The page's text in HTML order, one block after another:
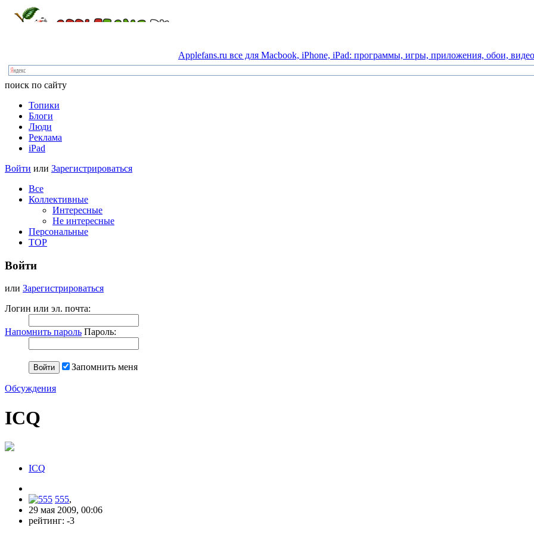
Applefans.ru все для Macbook, iPhone, iPad: программы, игры, приложения, обои, видео
поиск по сайту
Топики
Блоги
Люди
Реклама
iPad
Войти или Зарегистрироваться
Все
Коллективные
Интересные
Не интересные
Персональные
TOP
Войти
или Зарегистрироваться
Логин или эл. почта:
Напомнить пароль Пароль:
Запомнить меня
Обсуждения
ICQ
ICQ
555,
29 мая 2009, 00:06
рейтинг: -3